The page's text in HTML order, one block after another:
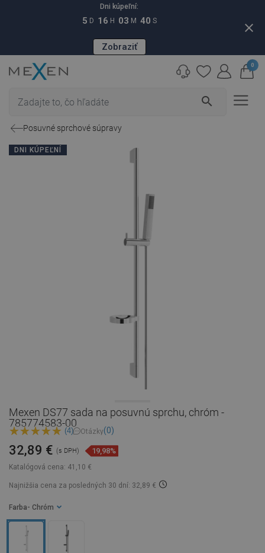
Dni kúpeľní:
5 D 16 H 03 M 39 S
Zobraziť
close
search
0
Posuvné sprchové súpravy
DNI KÚPEĽNÍ
Mexen DS77 sada na posuvnú sprchu, chróm -
785774583-00
(4) Otázky(0)
Katalógová cena: 41,10 €
32,89 € (s DPH) 19,98%
Najnižšia cena za posledných 30 dní: 32,89 €
Farba - Chróm